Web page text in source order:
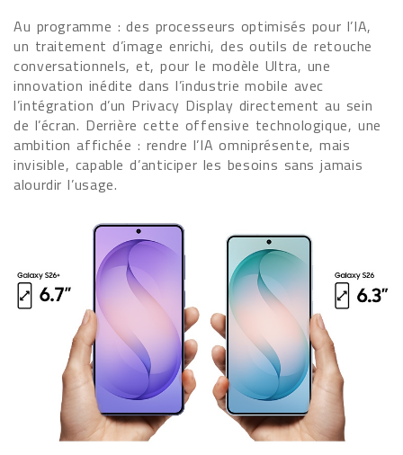
Au programme : des processeurs optimisés pour l’IA,
un traitement d’image enrichi, des outils de retouche
conversationnels, et, pour le modèle Ultra, une
innovation inédite dans l’industrie mobile avec
l’intégration d’un Privacy Display directement au sein
de l’écran. Derrière cette offensive technologique, une
ambition affichée : rendre l’IA omniprésente, mais
invisible, capable d’anticiper les besoins sans jamais
alourdir l’usage.